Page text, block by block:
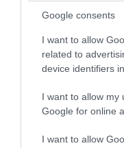
Google consents
I want to allow
related to
device identifiers
I want to allow my
Google for online
I want to allow
08.08.2026 | 13:02
Βίντεο: Ρωσική
από τον χάρτη»
ουκρανικών